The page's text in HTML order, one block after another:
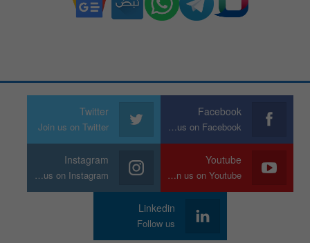
Facebook
Join us on Facebook
Twitter
Join us on Twitter
Youtube
Join us on Youtube
Instagram
Join us on Instagram
Linkedin
Follow us